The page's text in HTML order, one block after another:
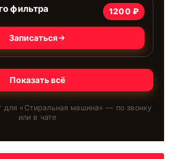
фильтра 1200 ₽
Записаться
Показать всё
для « Стиральная машина» — по звонку
или в чате